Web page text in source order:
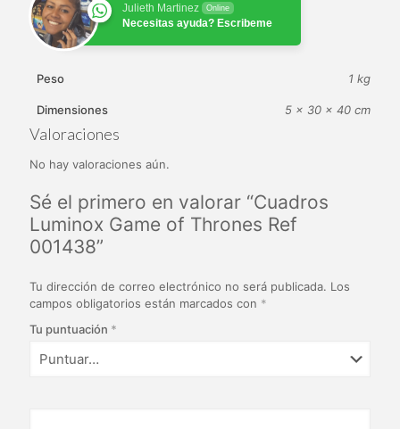
Julieth Martinez Online
Necesitas ayuda? Escribeme
Peso 1 kg
Dimensiones 5 × 30 × 40 cm
Valoraciones
No hay valoraciones aún.
Sé el primero en valorar “Cuadros
Luminox Game of Thrones Ref
001438”
Tu dirección de correo electrónico no será publicada. Los
campos obligatorios están marcados con *
Tu puntuación *